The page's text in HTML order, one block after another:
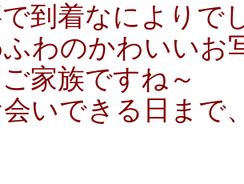
で到着なにより
わのかわいいお
家族ですね～
いできる日まで